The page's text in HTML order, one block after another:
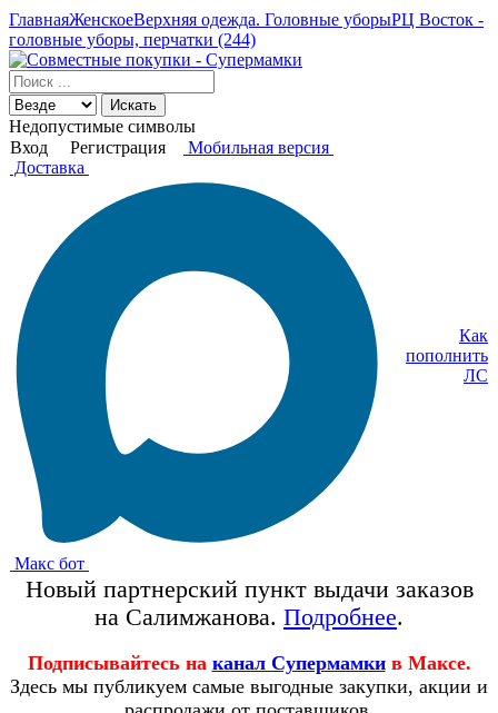
ГлавнаяЖенскоеВерхняя одежда. Головные уборыРЦ Восток -
головные уборы, перчатки (244)
Искать
Недопустимые символы
Вход
Регистрация
Мобильная версия
Доставка
Макс бот
Как
пополнить
ЛС
Новый партнерский пункт выдачи заказов
на Салимжанова. Подробнее.
Подписывайтесь на канал Супермамки в Максе.
Здесь мы публикуем самые выгодные закупки, акции и